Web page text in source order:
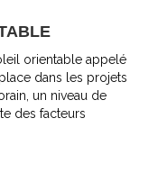
orientable appelé
dans les projets
un niveau de
des facteurs